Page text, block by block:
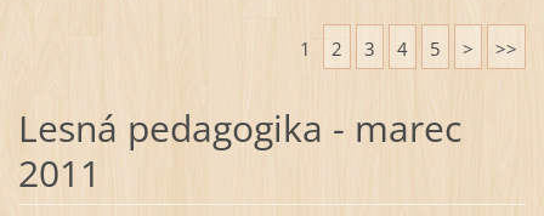
1 2 3 4 5 > >>
Lesná pedagogika - marec
2011